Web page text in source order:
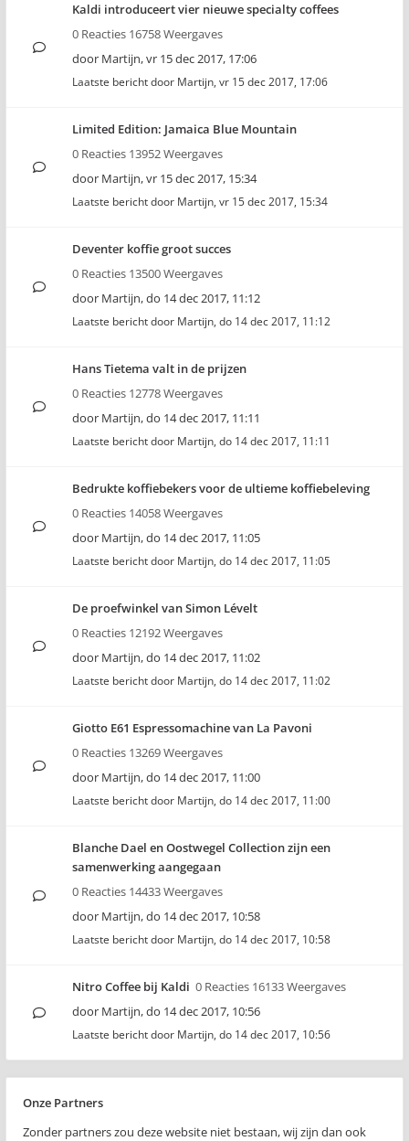
Kaldi introduceert vier nieuwe specialty coffees
0 Reacties 16758 Weergaves
door Martijn,vr 15 dec 2017, 17:06
Laatste bericht door Martijn, vr 15 dec 2017, 17:06
Limited Edition: Jamaica Blue Mountain
0 Reacties 13952 Weergaves
door Martijn,vr 15 dec 2017, 15:34
Laatste bericht door Martijn, vr 15 dec 2017, 15:34
Deventer koffie groot succes
0 Reacties 13500 Weergaves
door Martijn,do 14 dec 2017, 11:12
Laatste bericht door Martijn, do 14 dec 2017, 11:12
Hans Tietema valt in de prijzen
0 Reacties 12778 Weergaves
door Martijn,do 14 dec 2017, 11:11
Laatste bericht door Martijn, do 14 dec 2017, 11:11
Bedrukte koffiebekers voor de ultieme koffiebeleving
0 Reacties 14058 Weergaves
door Martijn,do 14 dec 2017, 11:05
Laatste bericht door Martijn, do 14 dec 2017, 11:05
De proefwinkel van Simon Lévelt
0 Reacties 12192 Weergaves
door Martijn,do 14 dec 2017, 11:02
Laatste bericht door Martijn, do 14 dec 2017, 11:02
Giotto E61 Espressomachine van La Pavoni
0 Reacties 13269 Weergaves
door Martijn,do 14 dec 2017, 11:00
Laatste bericht door Martijn, do 14 dec 2017, 11:00
Blanche Dael en Oostwegel Collection zijn een
samenwerking aangegaan
0 Reacties 14433 Weergaves
door Martijn,do 14 dec 2017, 10:58
Laatste bericht door Martijn, do 14 dec 2017, 10:58
Nitro Coffee bij Kaldi 0 Reacties 16133 Weergaves
door Martijn,do 14 dec 2017, 10:56
Laatste bericht door Martijn, do 14 dec 2017, 10:56
Onze Partners
Zonder partners zou deze website niet bestaan, wij zijn dan ook